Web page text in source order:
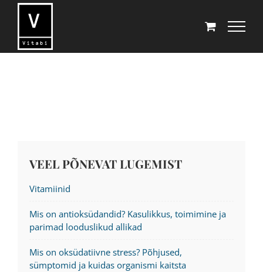
VEEL PÕNEVAT LUGEMIST
Vitamiinid
Mis on antioksüdandid? Kasulikkus, toimimine ja
parimad looduslikud allikad
Mis on oksüdatiivne stress? Põhjused,
sümptomid ja kuidas organismi kaitsta